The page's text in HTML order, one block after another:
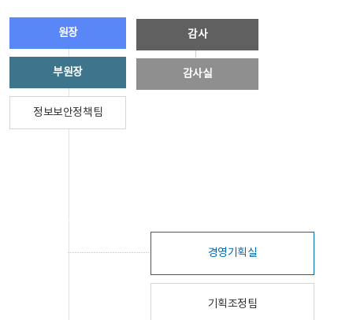
원장
부원장
정보보안정책팀
감사
감사실
경영기획실
기획조정팀